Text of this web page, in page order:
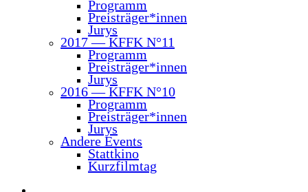
Pro­gramm
Preisträger*innen
Jurys
2017 — KFFK N°11
Pro­gramm
Preisträger*innen
Jurys
2016 — KFFK N°10
Pro­gramm
Preisträger*innen
Jurys
Ande­re Events
Statt­ki­no
Kurz­film­tag